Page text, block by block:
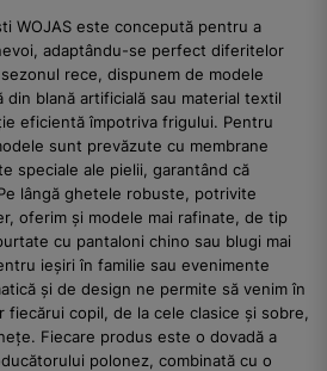
WOJAS este concepută pentru a
adaptându-se perfect diferitelor
rece, dispunem de modele
din blană artificială sau material textil
eficientă împotriva frigului. Pentru
sunt prevăzute cu membrane
speciale ale pielii, garantând că
lângă ghetele robuste, potrivite
oferim și modele mai rafinate, de tip
cu pantaloni chino sau blugi mai
ieșiri în familie sau evenimente
și de design ne permite să venim în
copil, de la cele clasice și sobre,
Fiecare produs este o dovadă a
polonez, combinată cu o